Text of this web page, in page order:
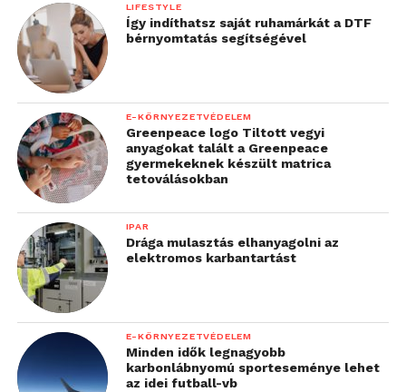
LIFESTYLE
Így indíthatsz saját ruhamárkát a DTF
bérnyomtatás segítségével
E-KÖRNYEZETVÉDELEM
Greenpeace logo Tiltott vegyi
anyagokat talált a Greenpeace
gyermekeknek készült matrica
tetoválásokban
IPAR
Drága mulasztás elhanyagolni az
elektromos karbantartást
E-KÖRNYEZETVÉDELEM
Minden idők legnagyobb
karbonlábnyomú sporteseménye lehet
az idei futball-vb